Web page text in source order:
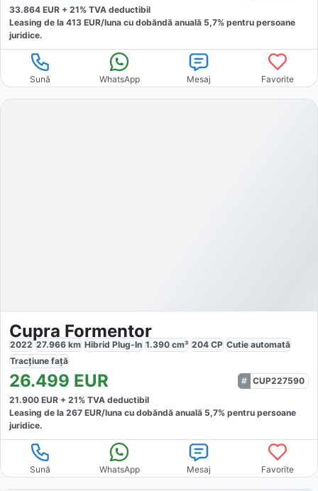
33.864 EUR + 21% TVA deductibil
Leasing de la 413 EUR/luna cu dobăndă anuală 5,7% pentru persoane
juridice.
Sună WhatsApp Mesaj Favorite
Cupra Formentor
2022 27.966 km Hibrid Plug-In 1.390 cm³ 204 CP Cutie automată
Tracțiune față
26.499 EUR
CUP227590
21.900 EUR + 21% TVA deductibil
Leasing de la 267 EUR/luna cu dobăndă anuală 5,7% pentru persoane
juridice.
Sună WhatsApp Mesaj Favorite